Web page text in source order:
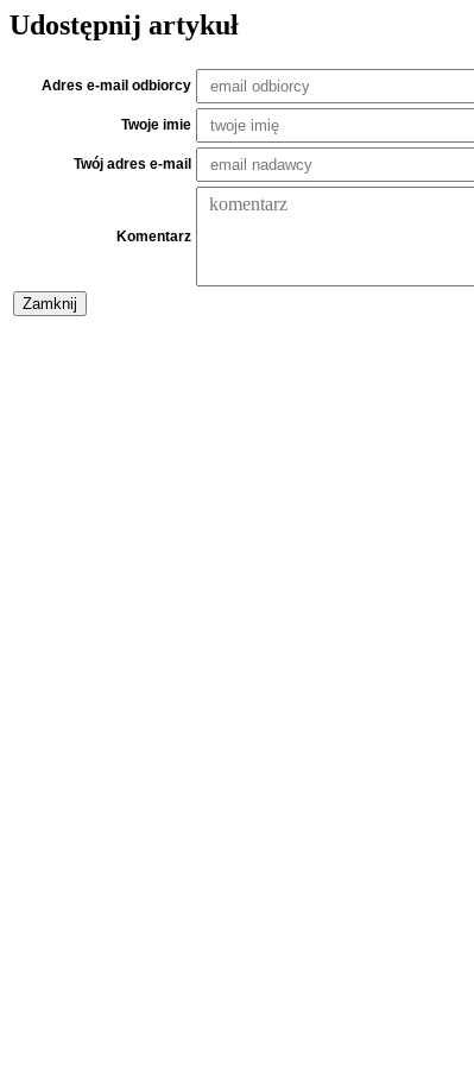
Udostępnij artykuł
Adres e-mail odbiorcy
Twoje imie
Twój adres e-mail
Komentarz